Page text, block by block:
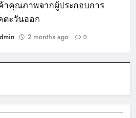
าคุณภาพจากผู้ประกอบการ
ตะวันออก
2 months ago 0